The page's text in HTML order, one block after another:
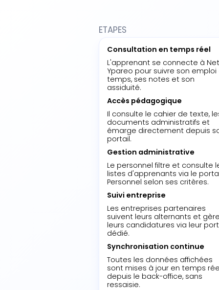
ETAPES
Consultation en temps réel
L'apprenant se connecte à
Ypareo pour suivre son emploi
temps, ses notes et son
assiduité.
Accès pédagogique
Il consulte le cahier de texte,
documents administratifs et
émarge directement depuis
portail.
Gestion administrative
Le personnel filtre et consulte
listes d'apprenants via le
Personnel selon ses critères.
Suivi entreprise
Les entreprises partenaires
suivent leurs alternants et
leurs candidatures via leur
dédié.
Synchronisation continue
Toutes les données affichées
sont mises à jour en temps
depuis le back-office, sans
ressaisie.